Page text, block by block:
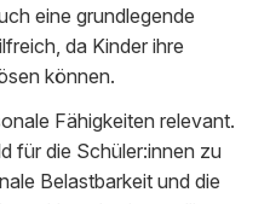
eine grundlegende
da Kinder ihre
können.
Fähigkeiten relevant.
für die Schüler:innen zu
Belastbarkeit und die